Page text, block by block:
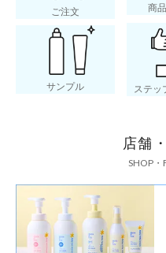
ご注文 商
サンプル ステッ
店舗
SHOP・